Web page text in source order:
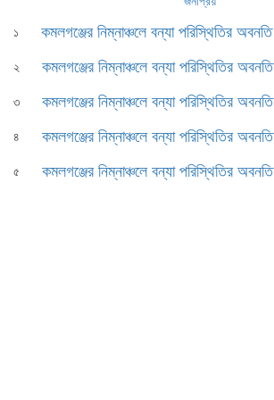
১
কমলগঞ্জের নিম্নাঞ্চলে বন্যা পরিস্থিতির অবনতি
২ কমলগঞ্জের নিম্নাঞ্চলে বন্যা পরিস্থিতির অবনতি
৩ কমলগঞ্জের নিম্নাঞ্চলে বন্যা পরিস্থিতির অবনতি
৪ কমলগঞ্জের নিম্নাঞ্চলে বন্যা পরিস্থিতির অবনতি
৫ কমলগঞ্জের নিম্নাঞ্চলে বন্যা পরিস্থিতির অবনতি